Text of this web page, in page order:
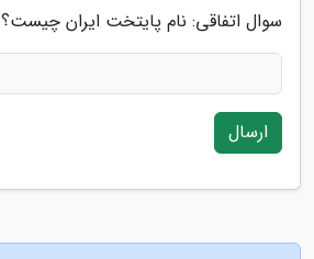
سوال اتفاقی: نام پایتخت ایران چیست؟
ارسال